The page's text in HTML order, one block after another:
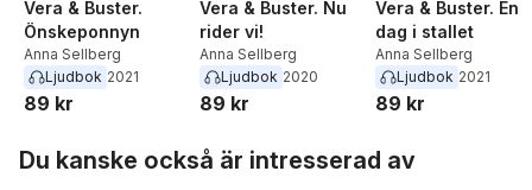
Vera & Buster.
Önskeponnyn
Anna Sellberg
Ljudbok 2021
89 kr
Vera & Buster. Nu
rider vi!
Anna Sellberg
Ljudbok 2020
89 kr
Vera & Buster. En
dag i stallet
Anna Sellberg
Ljudbok 2021
89 kr
Du kanske också är intresserad av